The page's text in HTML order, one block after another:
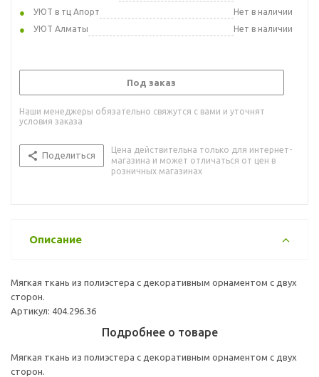
УЮТ в тц Апорт
Нет в наличии
УЮТ Алматы
Нет в наличии
Под заказ
Наши менеджеры обязательно свяжутся с вами и уточнят
условия заказа
Поделиться
Цена действительна только для интернет-
магазина и может отличаться от цен в
розничных магазинах
Описание
Мягкая ткань из полиэстера с декоративным орнаментом с двух
сторон.
Артикул: 404.296.36
Подробнее о товаре
Мягкая ткань из полиэстера с декоративным орнаментом с двух
сторон.